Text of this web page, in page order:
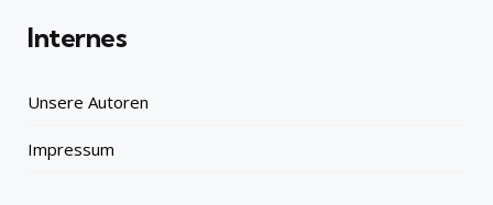
Internes
Unsere Autoren
Impressum